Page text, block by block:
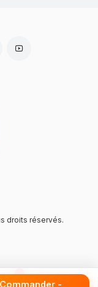
droits réservés.
Panier
0
Marketplace
Marketplace
Commander -